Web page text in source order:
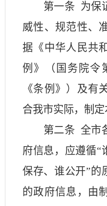
第一条 为保
威性、规范性、
据《中华人民共
例》（国务院令
《条例》）及有
合我市实际，制定
第二条 全市
府信息，应遵循“
保存、谁公开”的
的政府信息，由